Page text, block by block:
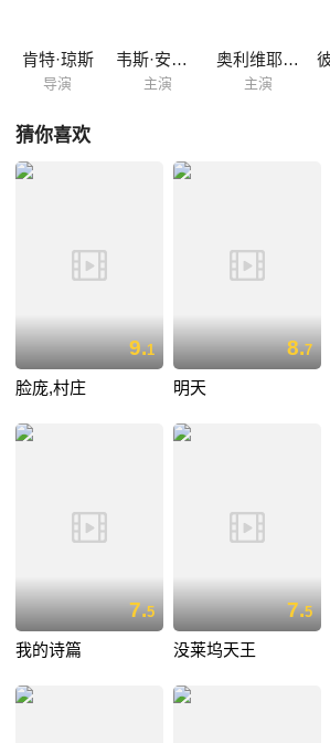
肯特·琼斯
导演
韦斯·安德森
主演
奥利维耶·阿萨亚斯
主演
猜你喜欢
9.1
脸庞,村庄
8.7
明天
7.5
我的诗篇
7.5
没莱坞天王